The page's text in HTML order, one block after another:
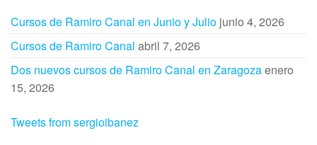
Cursos de Ramiro Canal en Junio y Julio junio 4, 2026
Cursos de Ramiro Canal abril 7, 2026
Dos nuevos cursos de Ramiro Canal en Zaragozaenero
15, 2026
Tweets from sergioibanez